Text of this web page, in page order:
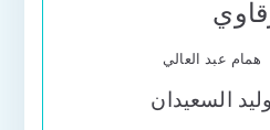
همام عبد العالي
وليد السعيدان